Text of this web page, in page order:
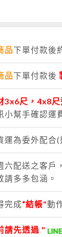
品下單付款後
品下單付款後
3x6尺，4x8
小幫手確認運
運為委外配合
六配送之客戶
請多多包涵。
完成“結帳"動
請先透過 "